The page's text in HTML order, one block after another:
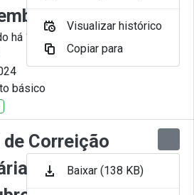
há 11 Meses por Juliana
básico
Correição
nº 010-2024
Visualizar histórico
Copiar para
Baixar (138 KB)